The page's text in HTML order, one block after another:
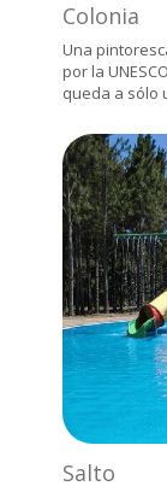
Colonia
Una
por la
queda a sólo
Salto